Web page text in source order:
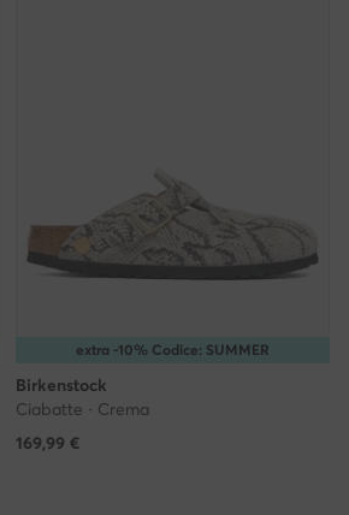
extra -10% Codice: SUMMER
Birkenstock
Ciabatte · Crema
169,99 €